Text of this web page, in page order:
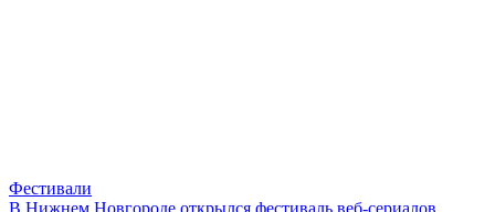
Фестивали
В Нижнем Новгороде открылся фестиваль веб-сериалов